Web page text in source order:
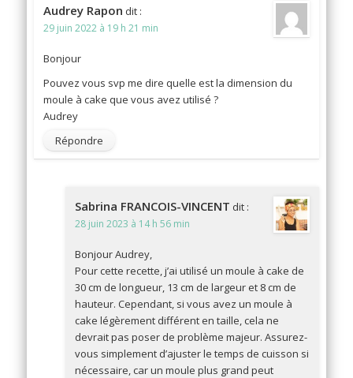
Audrey Rapon dit :
29 juin 2022 à 19 h 21 min
Bonjour
Pouvez vous svp me dire quelle est la dimension du
moule à cake que vous avez utilisé ?
Audrey
Répondre
Sabrina FRANCOIS-VINCENT dit :
28 juin 2023 à 14 h 56 min
Bonjour Audrey,
Pour cette recette, j’ai utilisé un moule à cake de
30 cm de longueur, 13 cm de largeur et 8 cm de
hauteur. Cependant, si vous avez un moule à
cake légèrement différent en taille, cela ne
devrait pas poser de problème majeur. Assurez-
vous simplement d’ajuster le temps de cuisson si
nécessaire, car un moule plus grand peut